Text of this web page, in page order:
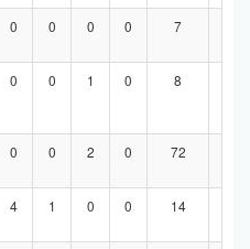
0 0 0 0 7
0 0 1 0 8
0 0 2 0 72
4 1 0 0 14